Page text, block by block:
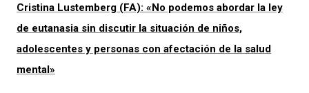
Cristina Lustemberg (FA): «No podemos abordar la ley
de eutanasia sin discutir la situación de niños,
adolescentes y personas con afectación de la salud
mental»